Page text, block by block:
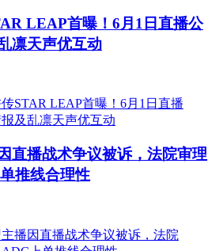
LEAP首曝！6月1日直播公
凛天声优互动
直播战术争议被诉，法院审理
推线合理性